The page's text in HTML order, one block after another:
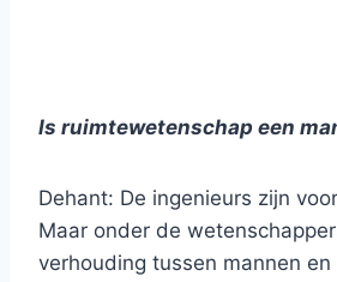
Is ruimtewetenschap een
Dehant: De ingenieurs zijn
Maar onder de
verhouding tussen mannen en